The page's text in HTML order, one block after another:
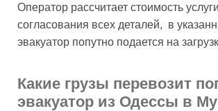
Оператор рассчитает стоимость
согласования всех деталей, в
эвакуатор попутно подается на
Какие грузы перевозит
эвакуатор из Одессы в